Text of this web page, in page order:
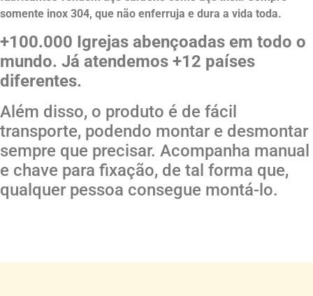
somente inox 304, que não enferruja e dura a vida toda.
+100.000 Igrejas abençoadas em todo o
mundo. Já atendemos +12 países
diferentes.
Além disso, o produto é de fácil
transporte, podendo montar e desmontar
sempre que precisar. Acompanha manual
e chave para fixação, de tal forma que,
qualquer pessoa consegue montá-lo.